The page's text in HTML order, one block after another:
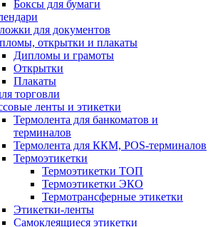
Боксы для бумаги
для документов
открытки и плакаты
Дипломы и грамоты
Открытки
Плакаты
торговли
ленты и этикетки
Термолента для банкоматов и
терминалов
Термолента для ККМ, POS-терминалов
Термоэтикетки
Термоэтикетки ТОП
Термоэтикетки ЭКО
Термотрансферные этикетки
Этикетки-ленты
Самоклеящиеся этикетки